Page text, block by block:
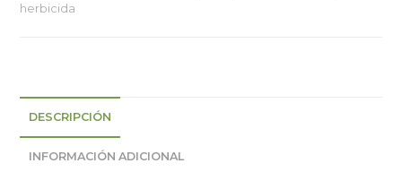
herbicida
DESCRIPCIÓN
INFORMACIÓN ADICIONAL